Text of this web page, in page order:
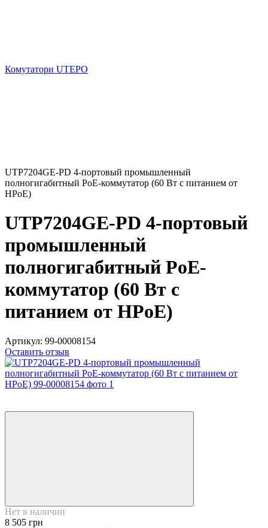
Комутатори UTEPO
UTP7204GE-PD 4-портовый промышленный
полногигабитный PoE-коммутатор (60 Вт с питанием от
HPoE)
UTP7204GE-PD 4-портовый
промышленный
полногигабитный PoE-
коммутатор (60 Вт с
питанием от HPoE)
Артикул: 99-00008154
Оставить отзыв
Нет в наличии
8 505 грн